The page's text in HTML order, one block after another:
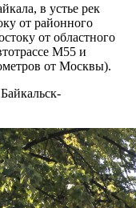
в устье рек
от районного
от областного
М55 и
от Москвы).